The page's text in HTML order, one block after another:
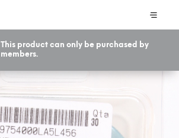
This product can only be purchased by
members.